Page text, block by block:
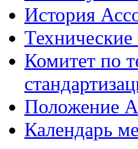
История
Комитет по
Положение
Календарь